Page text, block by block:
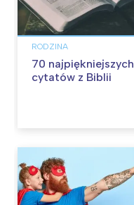
RODZINA
70 najpiękniejszych
cytatów z Biblii